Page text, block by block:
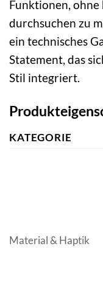
Funktionen,
durchsuchen zu
ein technisches
Statement, das
Stil integriert.
KATEGORIE
Material & Haptik